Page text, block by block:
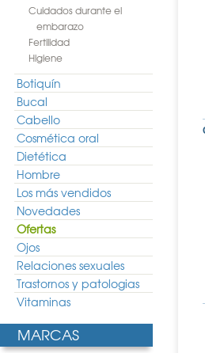
Cuidados durante el
embarazo
Fertilidad
Higiene
Botiquín
Bucal
Cabello
Cosmética oral
Dietética
Hombre
Los más vendidos
Novedades
Ofertas
Ojos
Relaciones sexuales
Trastornos y patologias
Vitaminas
MARCAS
Baby Rose
2uds
5.31 €
Latex T2 2uds
Choice Latex
2uds
6.34 €
Nuk Tetina First Choice Latex
T1L Alimento 2uds
5.05 € 4.39 €